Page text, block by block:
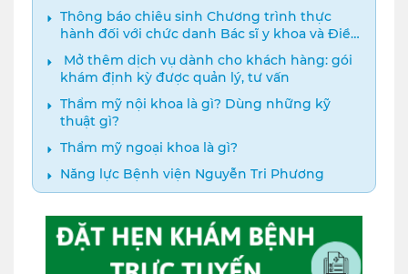
Thông báo chiêu sinh Chương trình thực
hành đối với chức danh Bác sĩ y khoa và Điều
dưỡng năm 2024
️ Mở thêm dịch vụ dành cho khách hàng: gói
khám định kỳ được quản lý, tư vấn
Thẩm mỹ nội khoa là gì? Dùng những kỹ
thuật gì?
Thẩm mỹ ngoại khoa là gì?
Năng lực Bệnh viện Nguyễn Tri Phương